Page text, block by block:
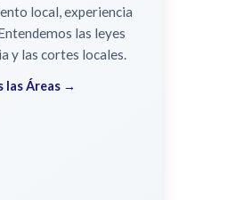
local, experiencia
las leyes
y las cortes locales.
las Áreas →